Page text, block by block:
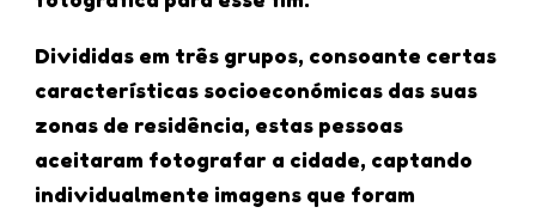
Divididas em três grupos, consoante certas
características socioeconómicas das suas
zonas de residência, estas pessoas
aceitaram fotografar a cidade, captando
individualmente imagens que foram